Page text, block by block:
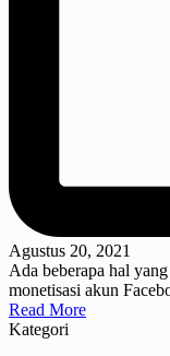
Agustus 20, 2021
Ada beberapa hal
monetisasi akun
Read More
Kategori